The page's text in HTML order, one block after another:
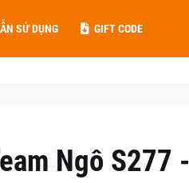
SỬ DỤNG GIFT CODE
Ngô S277 -